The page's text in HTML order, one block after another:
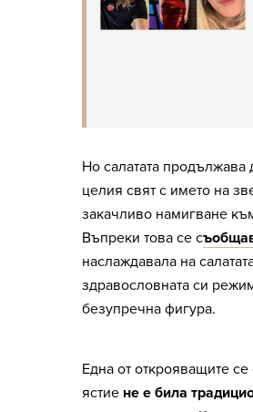
Но салатата продължава
целия свят с името на
закачливо намигване
Въпреки това се с
наслаждавала на
здравословната си
безупречна фигура.
Една от открояващите се
ястие не е била